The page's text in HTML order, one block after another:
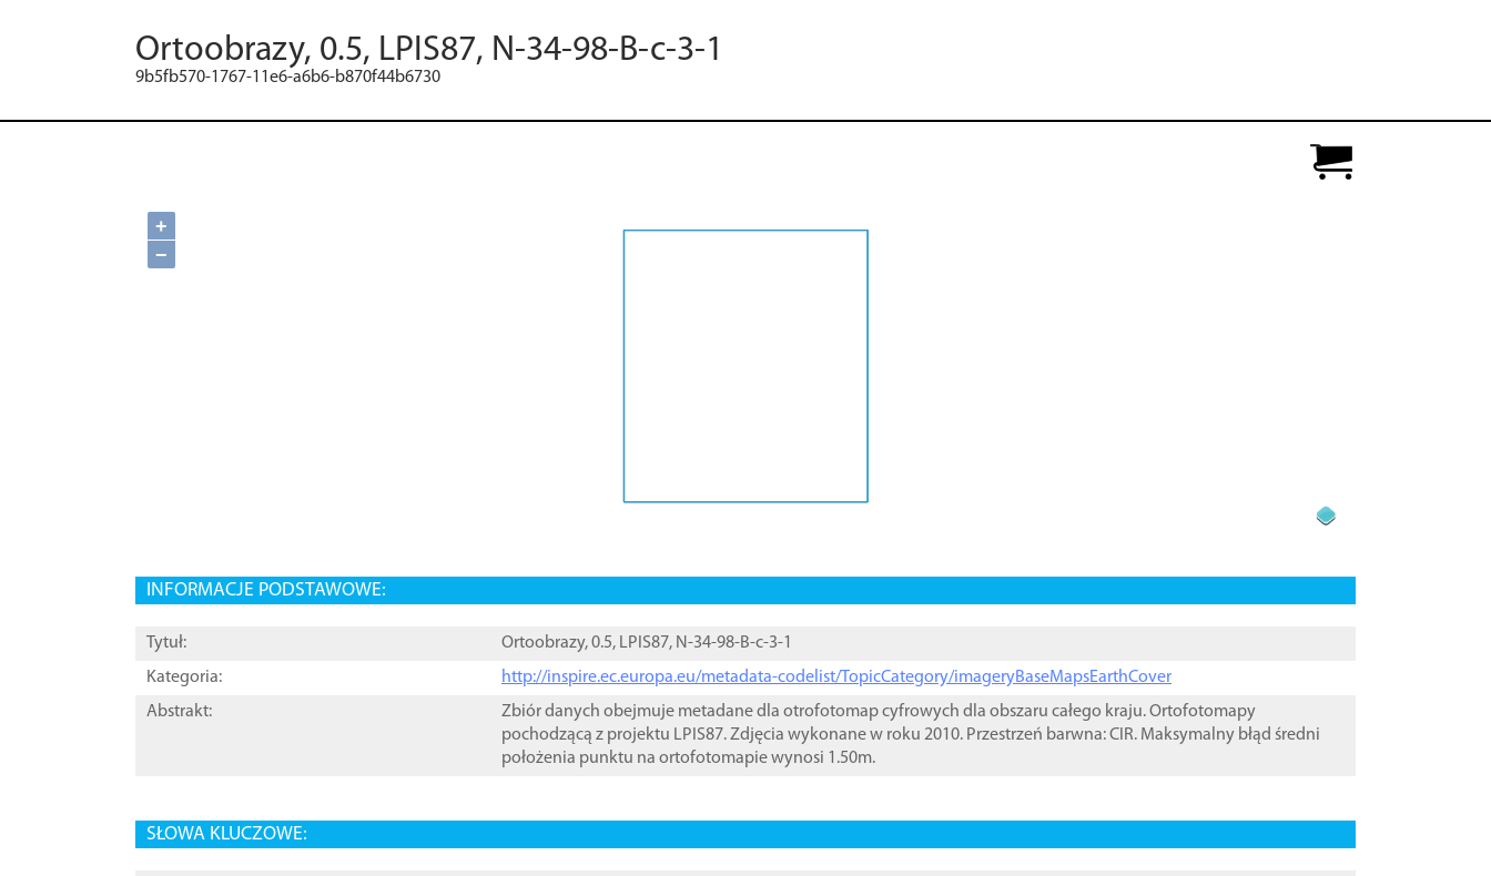
Ortoobrazy, 0.5, LPIS87, N-34-98-B-c-3-1
9b5fb570-1767-11e6-a6b6-b870f44b6730
+
−
INFORMACJE PODSTAWOWE:
Tytuł:
Ortoobrazy, 0.5, LPIS87, N-34-98-B-c-3-1
Kategoria:
http://inspire.ec.europa.eu/metadata-codelist/TopicCategory/imageryBaseMapsEarthCover
Abstrakt:
Zbiór danych obejmuje metadane dla otrofotomap cyfrowych dla obszaru całego kraju. Ortofotomapy
pochodzącą z projektu LPIS87. Zdjęcia wykonane w roku 2010. Przestrzeń barwna: CIR. Maksymalny błąd średni
położenia punktu na ortofotomapie wynosi 1.50m.
SŁOWA KLUCZOWE: